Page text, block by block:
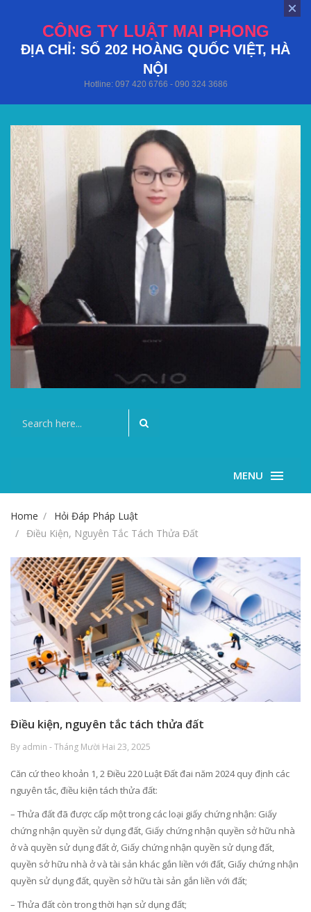
CÔNG TY LUẬT MAI PHONG
ĐỊA CHỈ: SỐ 202 HOÀNG QUỐC VIỆT, HÀ
NỘI
Hotline: 097 420 6766 - 090 324 3686
MENU
Home
Hỏi Đáp Pháp Luật
Điều Kiện, Nguyên Tắc Tách Thửa Đất
Điều kiện, nguyên tắc tách thửa đất
By admin - Tháng Mười Hai 23, 2025
Căn cứ theo khoản 1, 2 Điều 220 Luật Đất đai năm 2024 quy định các
nguyên tắc, điều kiện tách thửa đất:
– Thửa đất đã được cấp một trong các loại giấy chứng nhận: Giấy
chứng nhận quyền sử dụng đất, Giấy chứng nhận quyền sở hữu nhà
ở và quyền sử dụng đất ở, Giấy chứng nhận quyền sử dụng đất,
quyền sở hữu nhà ở và tài sản khác gắn liền với đất, Giấy chứng nhận
quyền sử dụng đất, quyền sở hữu tài sản gắn liền với đất;
– Thửa đất còn trong thời hạn sử dụng đất;